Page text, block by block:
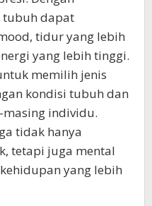
tubuh dapat
tidur yang lebih
yang lebih tinggi.
memilih jenis
kondisi tubuh dan
individu.
tidak hanya
tetapi juga mental
yang lebih